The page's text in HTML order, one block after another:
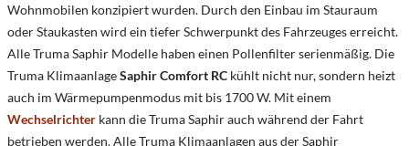
Wohnmobilen konzipiert wurden. Durch den Einbau im Stauraum
oder Staukasten wird ein tiefer Schwerpunkt des Fahrzeuges erreicht.
Alle Truma Saphir Modelle haben einen Pollenfilter serienmäßig. Die
Truma KlimaanlageSaphir Comfort RC kühlt nicht nur, sondern heizt
auch im Wärmepumpenmodus mit bis 1700 W. Mit einem
Wechselrichter kann die Truma Saphir auch während der Fahrt
betrieben werden. Alle Truma Klimaanlagen aus der Saphir